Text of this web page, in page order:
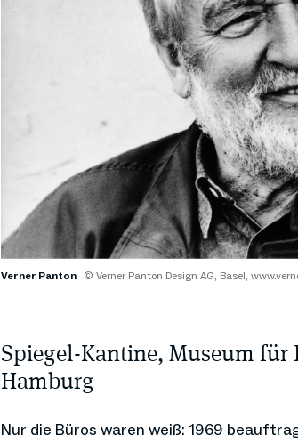
Verner Panton © Verner Panton Design AG, Basel,
Spiegel-Kantine, Museum für
Hamburg
Nur die Büros waren weiß: 1969